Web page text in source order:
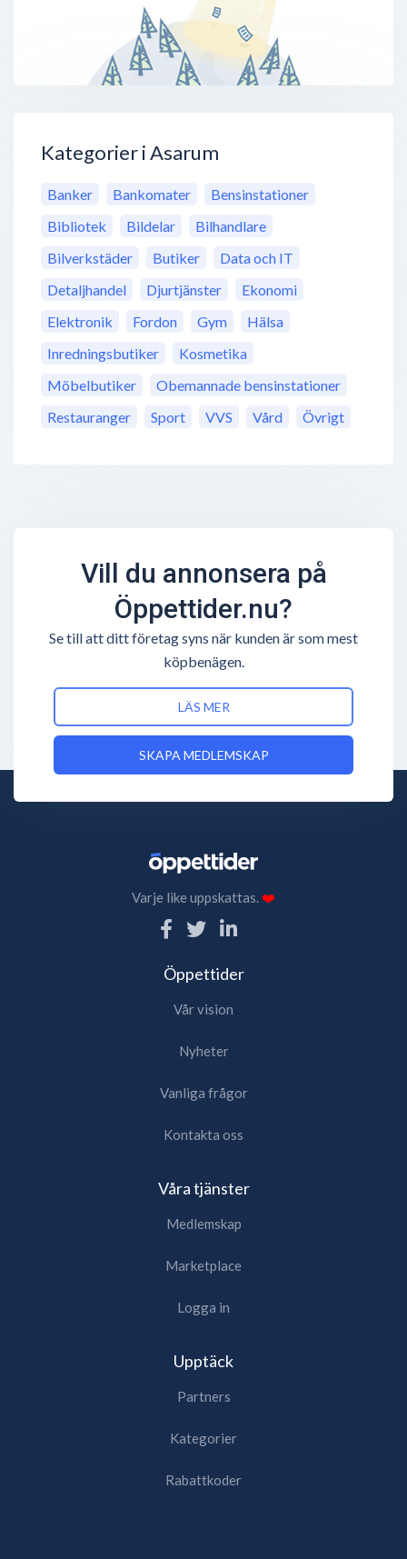
Kategorier i Asarum
Banker Bankomater
Bensinstationer
Bibliotek
Bildelar
Bilhandlare
Bilverkstäder
Butiker
Data och IT
Detaljhandel
Djurtjänster
Ekonomi
Elektronik
Fordon Gym
Hälsa
Inredningsbutiker
Kosmetika
Möbelbutiker
Obemannade bensinstationer
Restauranger
Sport VVS Vård Övrigt
Vill du annonsera på
Öppettider.nu?
Se till att ditt företag syns när kunden är som mest
köpbenägen.
LÄS MER
SKAPA MEDLEMSKAP
Varje like uppskattas.❤️
Öppettider
Vår vision
Nyheter
Vanliga frågor
Kontakta oss
Våra tjänster
Medlemskap
Marketplace
Logga in
Upptäck
Partners
Kategorier
Rabattkoder